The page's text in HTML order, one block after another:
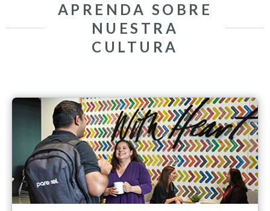
APRENDA SOBRE
NUESTRA
CULTURA